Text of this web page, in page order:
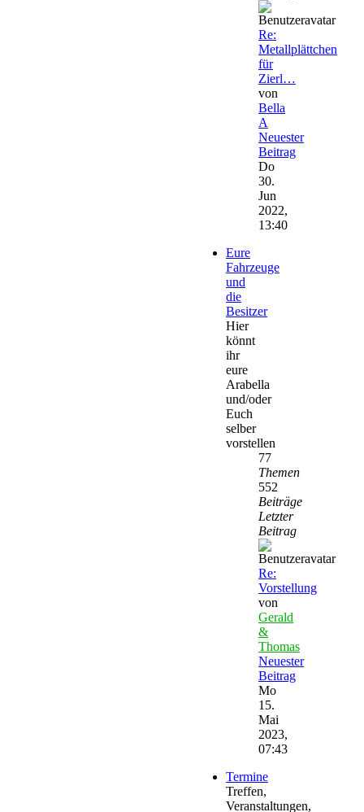
Re:
Metallplättchen
für
Zierl…
von
Bella
A
Neuester
Beitrag
Do
30.
Jun
2022,
13:40
Eure
Fahrzeuge
und
die
Besitzer
Hier
könnt
ihr
eure
Arabella
und/oder
Euch
selber
vorstellen
77
Themen
552
Beiträge
Letzter
Beitrag
Re:
Vorstellung
von
Gerald
&
Thomas
Neuester
Beitrag
Mo
15.
Mai
2023,
07:43
Termine
Treffen,
Veranstaltungen,